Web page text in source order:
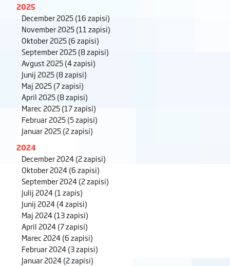
2025
December 2025(16 zapisi)
November 2025(11 zapisi)
Oktober 2025(6 zapisi)
September 2025(8 zapisi)
Avgust 2025(4 zapisi)
Junij 2025(8 zapisi)
Maj 2025(7 zapisi)
April 2025(8 zapisi)
Marec 2025(17 zapisi)
Februar 2025(5 zapisi)
Januar 2025(2 zapisi)
2024
December 2024(2 zapisi)
Oktober 2024(6 zapisi)
September 2024(2 zapisi)
Julij 2024(1 zapis)
Junij 2024(4 zapisi)
Maj 2024(13 zapisi)
April 2024(7 zapisi)
Marec 2024(6 zapisi)
Februar 2024(3 zapisi)
Januar 2024(2 zapisi)